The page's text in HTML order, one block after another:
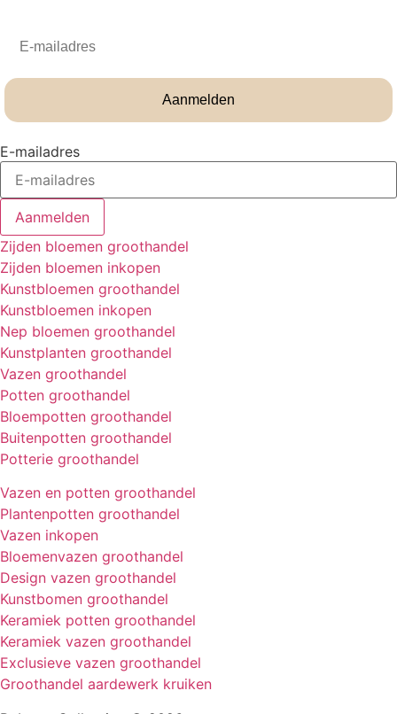
Aanmelden
E-mailadres
Aanmelden
Zijden bloemen groothandel
Zijden bloemen inkopen
Kunstbloemen groothandel
Kunstbloemen inkopen
Nep bloemen groothandel
Kunstplanten groothandel
Vazen groothandel
Potten groothandel
Bloempotten groothandel
Buitenpotten groothandel
Potterie groothandel
Vazen en potten groothandel
Plantenpotten groothandel
Vazen inkopen
Bloemenvazen groothandel
Design vazen groothandel
Kunstbomen groothandel
Keramiek potten groothandel
Keramiek vazen groothandel
Exclusieve vazen groothandel
Groothandel aardewerk kruiken